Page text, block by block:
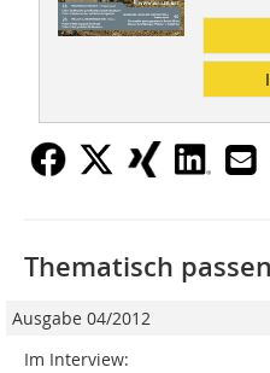
Thematisch
Ausgabe 04/2012
Im Interview: